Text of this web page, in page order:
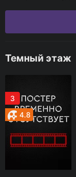
Темный этаж
3
4.8